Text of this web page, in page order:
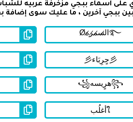
على اسماء ببجي مزخرفة عربيه
ببجي آخرين ، ما عليك سوى إضافة